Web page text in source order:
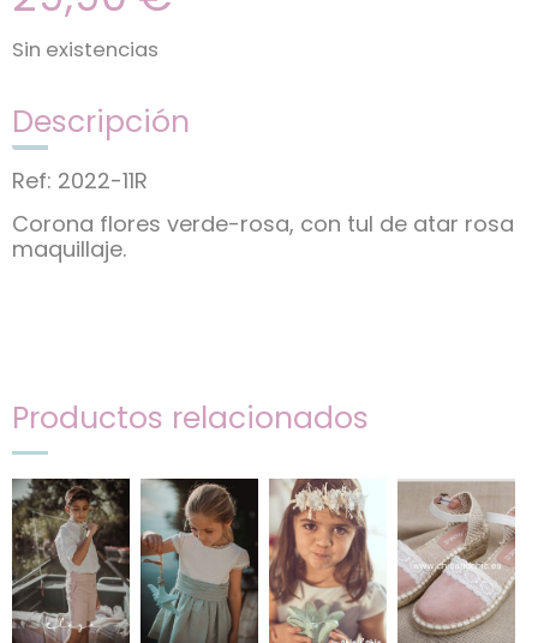
Sin existencias
Descripción
Ref: 2022-11R
Corona flores verde-rosa, con tul de atar rosa
maquillaje.
Productos relacionados